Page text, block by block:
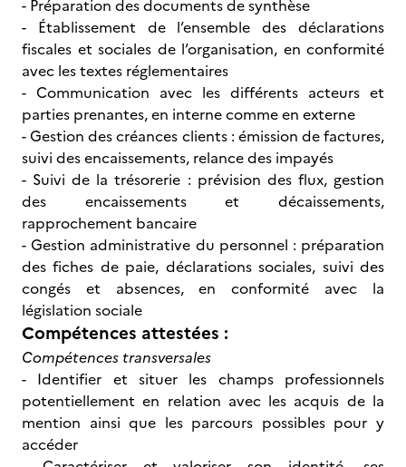
- Préparation des documents de synthèse
- Établissement de l’ensemble des déclarations
fiscales et sociales de l’organisation, en conformité
avec les textes réglementaires
- Communication avec les différents acteurs et
parties prenantes, en interne comme en externe
- Gestion des créances clients : émission de factures,
suivi des encaissements, relance des impayés
- Suivi de la trésorerie : prévision des flux, gestion
des encaissements et décaissements,
rapprochement bancaire
- Gestion administrative du personnel : préparation
des fiches de paie, déclarations sociales, suivi des
congés et absences, en conformité avec la
législation sociale
Compétences attestées :
Compétences transversales
- Identifier et situer les champs professionnels
potentiellement en relation avec les acquis de la
mention ainsi que les parcours possibles pour y
accéder